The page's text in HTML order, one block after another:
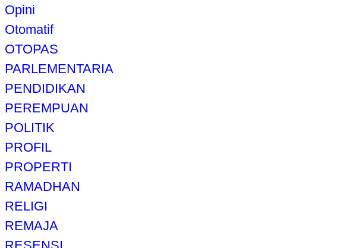
Opini
Otomatif
OTOPAS
PARLEMENTARIA
PENDIDIKAN
PEREMPUAN
POLITIK
PROFIL
PROPERTI
RAMADHAN
RELIGI
REMAJA